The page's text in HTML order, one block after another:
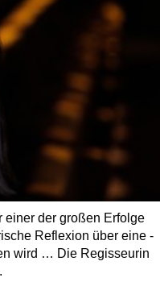
einer der großen Erfolge
Reflexion über eine
wird … Die Regisseurin